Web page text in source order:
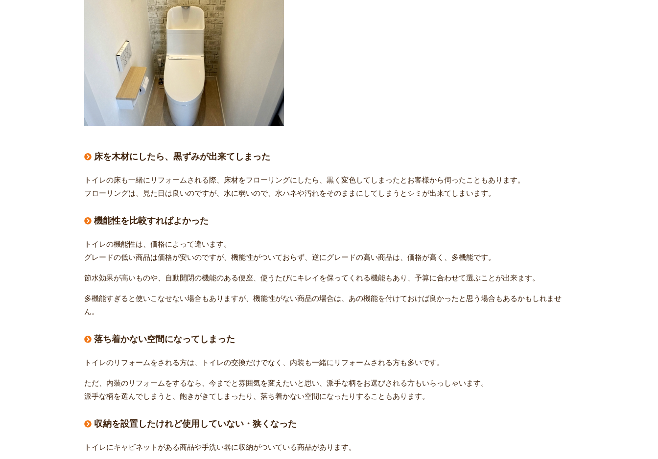
床を木材にしたら、黒ずみが出来てしまった
トイレの床も一緒にリフォームされる際、床材をフローリングにしたら、黒く変色してしまったとお客様から伺ったこともあります。
フローリングは、見た目は良いのですが、水に弱いので、水ハネや汚れをそのままにしてしまうとシミが出来てしまいます。
機能性を比較すればよかった
トイレの機能性は、価格によって違います。
グレードの低い商品は価格が安いのですが、機能性がついておらず、逆にグレードの高い商品は、価格が高く、多機能です。
節水効果が高いものや、自動開閉の機能のある便座、使うたびにキレイを保ってくれる機能もあり、予算に合わせて選ぶことが出来ます。
多機能すぎると使いこなせない場合もありますが、機能性がない商品の場合は、あの機能を付けておけば良かったと思う場合もあるかもしれませ
ん。
落ち着かない空間になってしまった
トイレのリフォームをされる方は、トイレの交換だけでなく、内装も一緒にリフォームされる方も多いです。
ただ、内装のリフォームをするなら、今までと雰囲気を変えたいと思い、派手な柄をお選びされる方もいらっしゃいます。
派手な柄を選んでしまうと、飽きがきてしまったり、落ち着かない空間になったりすることもあります。
収納を設置したけれど使用していない・狭くなった
トイレにキャビネットがある商品や手洗い器に収納がついている商品があります。